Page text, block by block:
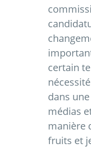
certain
dans
médias
manière
fruits et